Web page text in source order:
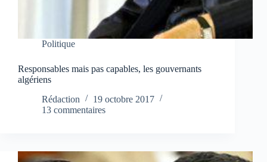
Politique
Responsables mais pas capables, les gouvernants
algériens
Rédaction
19 octobre 2017
13 commentaires